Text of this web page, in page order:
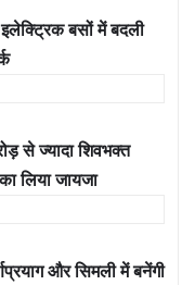
इलेक्ट्रिक बसों में बदली
से ज्यादा शिवभक्त
लिया जायजा
और सिमली में बनेंगी